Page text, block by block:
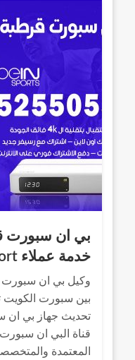
خدمة عملاء bein sport الكويت
وكيل بي ان سبورت
تحديث جهاز بي ان
قناة البي ان
المعتمدة